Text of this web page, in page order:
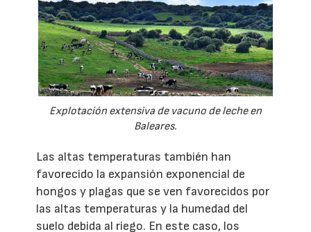
Explotación extensiva de vacuno de leche en
Baleares.
Las altas temperaturas también han
favorecido la expansión exponencial de
hongos y plagas que se ven favorecidos por
las altas temperaturas y la humedad del
suelo debida al riego. En este caso, los